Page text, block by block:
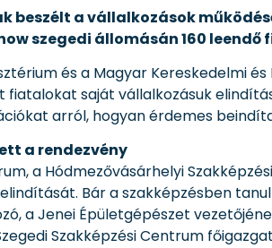
beszélt a vállalkozások
szegedi állomásán 160
és a Magyar Kereskedelmi
saját vállalkozásuk
arról, hogyan érdemes
a rendezvény
a Hódmezővásárhelyi
Bár a szakképzésben
a Jenei Épületgépészet
Szakképzési Centrum